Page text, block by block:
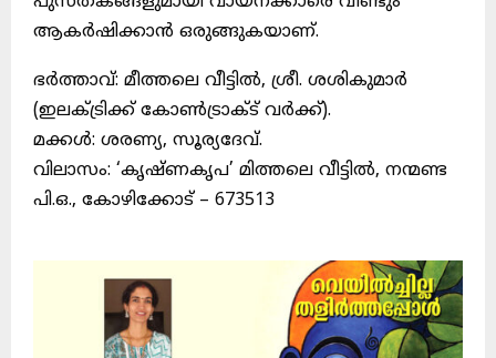
ആകർഷിക്കാൻ ഒരുങ്ങുകയാണ്.
ഭർത്താവ്: മീത്തലെ വീട്ടിൽ, ശ്രീ. ശശികുമാർ
(ഇലക്ട്രിക്ക് കോൺട്രാക്ട് വർക്ക്).
മക്കൾ: ശരണ്യ, സൂര്യദേവ്.
വിലാസം: ‘കൃഷ്ണകൃപ’ മിത്തലെ വീട്ടിൽ, നന്മണ്ട
പി.ഒ., കോഴിക്കോട് – 673513